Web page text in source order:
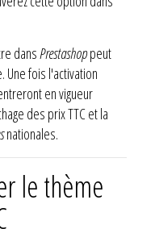
dansPrestashoppeut
Une fois l'activation
en vigueur
des prix TTC et la
nationales.
le thème